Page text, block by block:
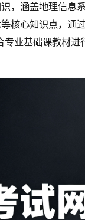
，涵盖地理信息
核心知识点，通
业基础课教材进